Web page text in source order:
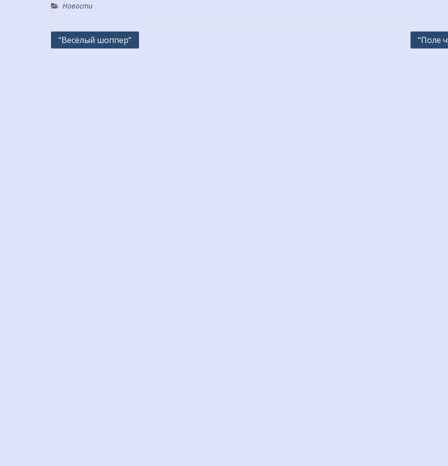
Новости
Навигация
“Весёлый шоппер” “Поле